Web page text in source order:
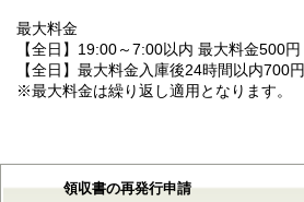
最大料金
【全日】19:00～7:00以内 最大料金500円
【全日】最大料金入庫後24時間以内700円
※最大料金は繰り返し適用となります。
領収書の再発行申請